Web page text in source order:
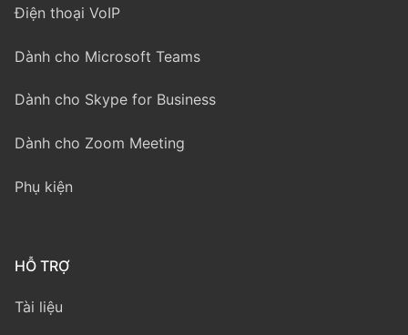
Điện thoại VoIP
Dành cho Microsoft Teams
Dành cho Skype for Business
Dành cho Zoom Meeting
Phụ kiện
HỖ TRỢ
Tài liệu